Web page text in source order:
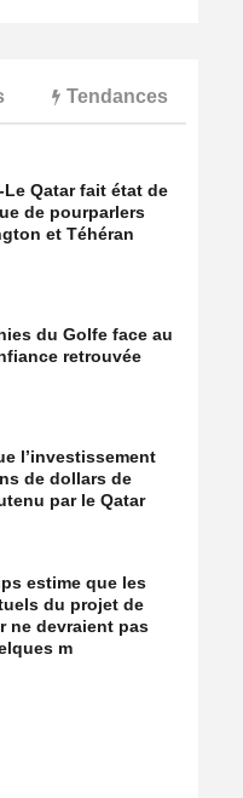
du
Tendances
Le Qatar fait état de
de pourparlers
et Téhéran
du Golfe face au
retrouvée
l’investissement
de dollars de
par le Qatar
estime que les
du projet de
ne devraient pas
m